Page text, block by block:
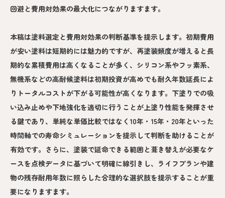
回避と費用対効果の最大化につながりますます。
本稿は塗料選定と費用対効果の判断基準を提示します。初期費用
が安い塗料は短期的には魅力的ですが、再塗装頻度が増えると長
期的な累積費用は高くなることが多く、シリコン系やフッ素系、
無機系などの高耐候塗料は初期投資が高めでも耐久年数延長によ
りトータルコストが下がる可能性が高くなります。下塗りでの吸
い込み止めや下地強化を適切に行うことが上塗り性能を発揮させ
る鍵であり、単純な単価比較ではなく10年・15年・20年といった
時間軸での寿命シミュレーションを提示して判断を助けることが
有効です。さらに、塗装で延命できる範囲と葺き替えが必要なケ
ースを点検データに基づいて明確に線引きし、ライフプランや建
物の残存耐用年数に照らした合理的な選択肢を提示することが重
要になりますます。